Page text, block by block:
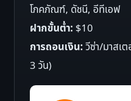
โภคภัณฑ์, ดัชนี, อีทีเอฟ
ฝากขั้นต่ำ: $10
การถอนเงิน:วีซ่า/มาสเ
3 วัน)